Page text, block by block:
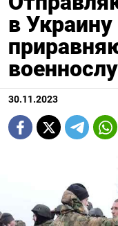
в
30.11.2023